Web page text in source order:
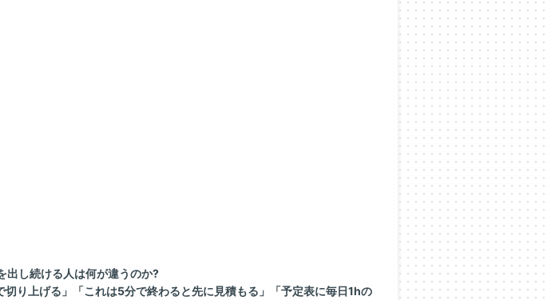
出し続ける人は何が違うのか?
切り上げる」「これは5分で終わると先に見積もる」「予定表に毎日1hの